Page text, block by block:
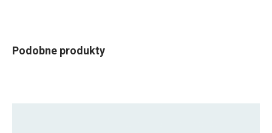
Podobne produkty